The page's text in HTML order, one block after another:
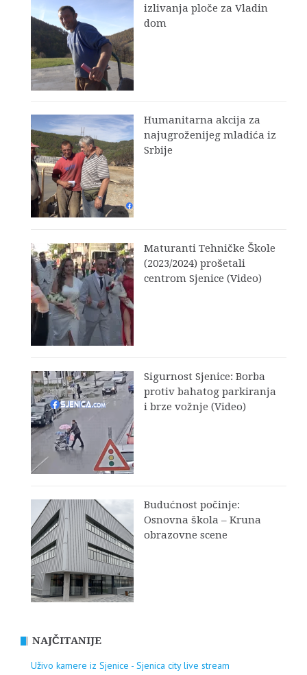
izlivanja ploče za Vladin
dom
Humanitarna akcija za
najugroženijeg mladića iz
Srbije
Maturanti Tehničke Škole
(2023/2024) prošetali
centrom Sjenice (Video)
Sigurnost Sjenice: Borba
protiv bahatog parkiranja
i brze vožnje (Video)
Budućnost počinje:
Osnovna škola – Kruna
obrazovne scene
NAJČITANIJE
Uživo kamere iz Sjenice - Sjenica city live stream